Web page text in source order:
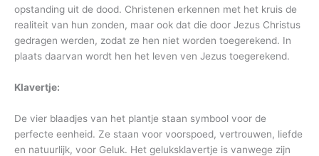
opstanding uit de dood. Christenen erkennen met het kruis de
realiteit van hun zonden, maar ook dat die door Jezus Christus
gedragen werden, zodat ze hen niet worden toegerekend. In
plaats daarvan wordt hen het leven ven Jezus toegerekend.
Klavertje:
De vier blaadjes van het plantje staan symbool voor de
perfecte eenheid. Ze staan voor voorspoed, vertrouwen, liefde
en natuurlijk, voor Geluk. Het geluksklavertje is vanwege zijn